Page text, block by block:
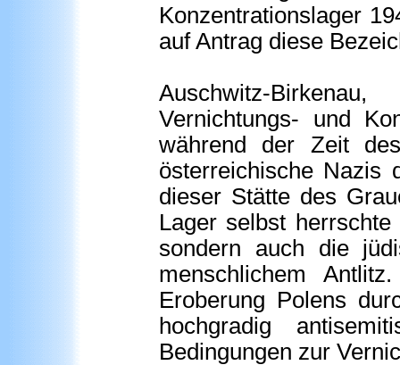
Konzentrationslager
auf Antrag diese
Auschwitz-
Vernichtungs- und
während der Zeit
österreichische Nazis
dieser Stätte des
Lager selbst
sondern auch die
menschlichem
Eroberung Polens
hochgradig
Bedingungen zur